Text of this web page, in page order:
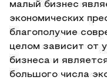
малый бизнес
экономических
благополучие
целом зависит от
бизнеса и
большого числа